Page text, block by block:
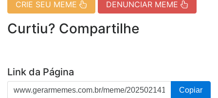
CRIE SEU MEME DENUNCIAR MEME
Curtiu? Compartilhe
Link da Página
Copiar